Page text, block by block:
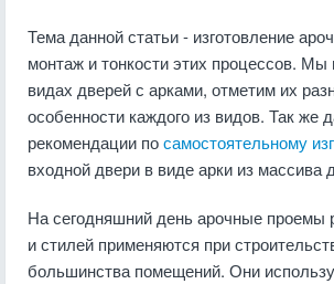
Тема данной статьи - изготовление
монтаж и тонкости этих процессов. Мы
видах дверей с арками, отметим их
особенности каждого из видов. Так же
рекомендации посамостоятельному
входной двери в виде арки из массива
На сегодняшний день арочные
и стилей применяются при
большинства помещений. Они